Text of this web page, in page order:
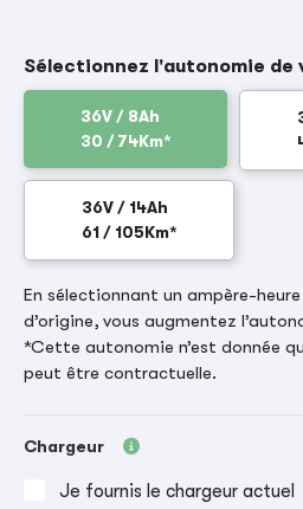
Sélectionnez l'autonomie
36V / 8Ah
30 / 74Km*
36V / 14Ah
61 / 105Km*
En sélectionnant un ampère-
d’origine, vous augmentez
*Cette autonomie n’est donnée
peut être contractuelle.
Chargeur
Je fournis le chargeur actuel